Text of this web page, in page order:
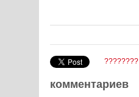
????????
комментариев